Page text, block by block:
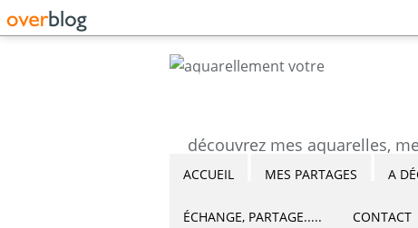
ACCUEIL MES PARTAGES A
ÉCHANGE, PARTAGE..... CONTACT